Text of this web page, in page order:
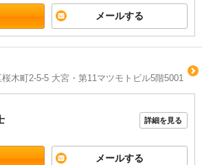
メールする
木町2-5-5 大宮・第11マツモトビル5階5001
詳細を見る
メールする